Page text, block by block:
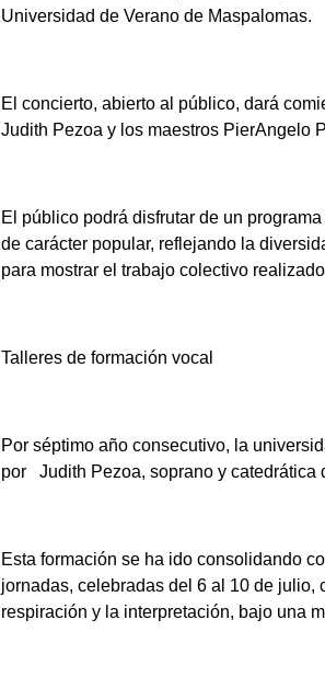
Universidad de Verano de Maspalomas.
El concierto, abierto al público, dará
Judith Pezoa y los maestros PierAngelo
El público podrá disfrutar de un
de carácter popular, reflejando la
para mostrar el trabajo colectivo realizado
Talleres de formación vocal
Por séptimo año consecutivo, la
por Judith Pezoa, soprano y catedrática
Esta formación se ha ido consolidando
jornadas, celebradas del 6 al 10 de julio,
respiración y la interpretación, bajo una